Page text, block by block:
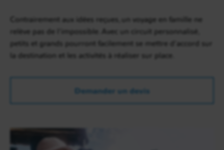
Contrairement aux idées reçues, un voyage en famille ne
relève pas de l’impossible. Avec un circuit personnalisé,
petits et grands pourront facilement se mettre d’accord sur
la destination et les activités à réaliser sur place.
Demander un devis